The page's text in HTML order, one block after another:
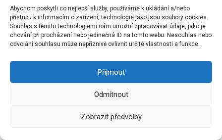
Abychom poskytli co nejlepší služby, používáme k ukládání a/nebo
přístupu k informacím o zařízení, technologie jako jsou soubory cookies.
Souhlas s těmito technologiemi nám umožní zpracovávat údaje, jako je
chování při procházení nebo jedinečná ID na tomto webu. Nesouhlas nebo
odvolání souhlasu může nepříznivě ovlivnit určité vlastnosti a funkce.
Příjmout
Odmítnout
Zobrazit předvolby